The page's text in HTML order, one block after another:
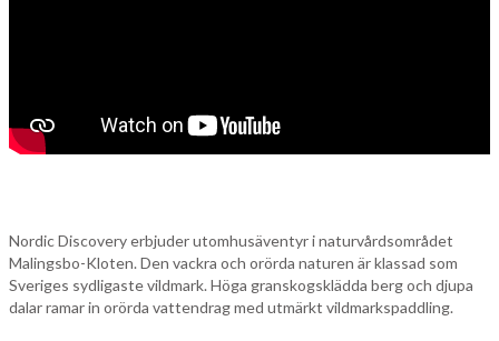
Nordic Discovery erbjuder utomhusäventyr i naturvårdsområdet
Malingsbo-Kloten. Den vackra och orörda naturen är klassad som
Sveriges sydligaste vildmark. Höga granskogsklädda berg och djupa
dalar ramar in orörda vattendrag med utmärkt vildmarkspaddling.